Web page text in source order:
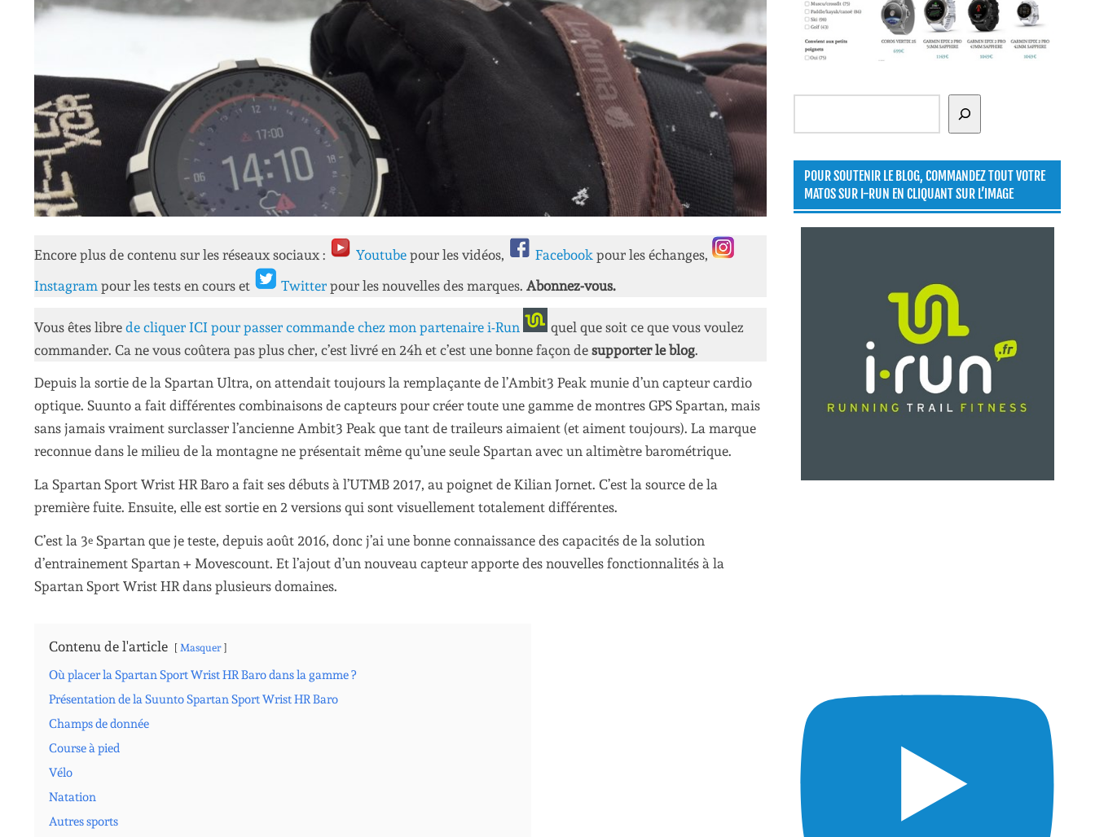
Encore plus de contenu sur les réseaux sociaux : Youtube pour les vidéos, Facebook pour les échanges,
Instagram pour les tests en cours et Twitter pour les nouvelles des marques. Abonnez-vous.
Vous êtes libre de cliquer ICI pour passer commande chez mon partenaire i-Run
quel que soit ce que vous voulez
commander. Ca ne vous coûtera pas plus cher, c’est livré en 24h et c’est une bonne façon de supporter le blog.
Depuis la sortie de la Spartan Ultra, on attendait toujours la remplaçante de l’Ambit3 Peak munie d’un capteur cardio
optique. Suunto a fait différentes combinaisons de capteurs pour créer toute une gamme de montres GPS Spartan, mais
sans jamais vraiment surclasser l’ancienne Ambit3 Peak que tant de traileurs aimaient (et aiment toujours). La marque
reconnue dans le milieu de la montagne ne présentait même qu’une seule Spartan avec un altimètre barométrique.
La Spartan Sport Wrist HR Baro a fait ses débuts à l’UTMB 2017, au poignet de Kilian Jornet. C’est la source de la
première fuite. Ensuite, elle est sortie en 2 versions qui sont visuellement totalement différentes.
C’est la 3e Spartan que je teste, depuis août 2016, donc j’ai une bonne connaissance des capacités de la solution
d’entrainement Spartan + Movescount. Et l’ajout d’un nouveau capteur apporte des nouvelles fonctionnalités à la
Spartan Sport Wrist HR dans plusieurs domaines.
Contenu de l'article Masquer
Où placer la Spartan Sport Wrist HR Baro dans la gamme ?
Présentation de la Suunto Spartan Sport Wrist HR Baro
Champs de donnée
Course à pied
Vélo
Natation
Autres sports
Rechercher
POUR SOUTENIR LE BLOG, COMMANDEZ TOUT VOTRE
MATOS SUR I-RUN EN CLIQUANT SUR L’IMAGE